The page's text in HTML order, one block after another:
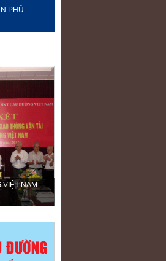
PHỦ
VIỆT NAM